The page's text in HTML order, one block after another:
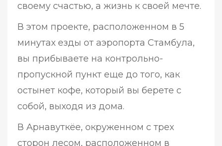
своему счастью, а жизнь к своей мечте.
В этом проекте, расположенном в 5
минутах езды от аэропорта Стамбула,
вы прибываете на контрольно-
пропускной пункт еще до того, как
остынет кофе, который вы берете с
собой, выходя из дома.
В Арнавуткёе, окруженном с трех
сторон лесом, расположенном в